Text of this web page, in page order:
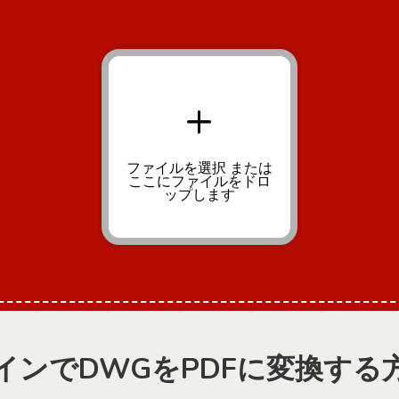
+
ファイルを選択 または
ここにファイルをドロ
ップします
ンでDWGをPDFに変換する